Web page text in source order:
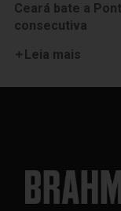
Ceará bate a
consecutiva
Leia mais